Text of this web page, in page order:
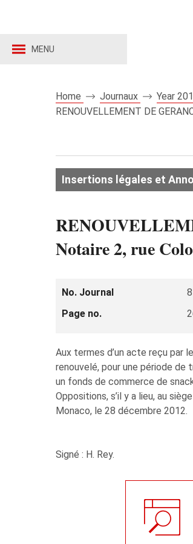
MENU
Home Journaux Year
RENOUVELLEMENT DE
Insertions légales et
Notaire 2, rue
No. Journal
Page no.
Aux termes d’un acte reçu par
renouvelé, pour une période de
un fonds de commerce de
Oppositions, s’il y a lieu, au
Monaco, le 28 décembre 2012.
Signé : H. Rey.